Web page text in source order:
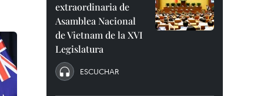
extraordinaria de
Asamblea Nacional
de Vietnam de la XVI
Legislatura
ESCUCHAR